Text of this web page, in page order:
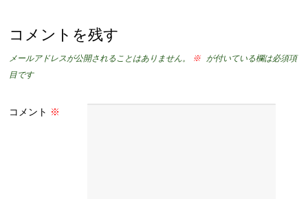
コメントを残す
メールアドレスが公開されることはありません。 ※ が付いている欄は必須項
目です
コメント ※